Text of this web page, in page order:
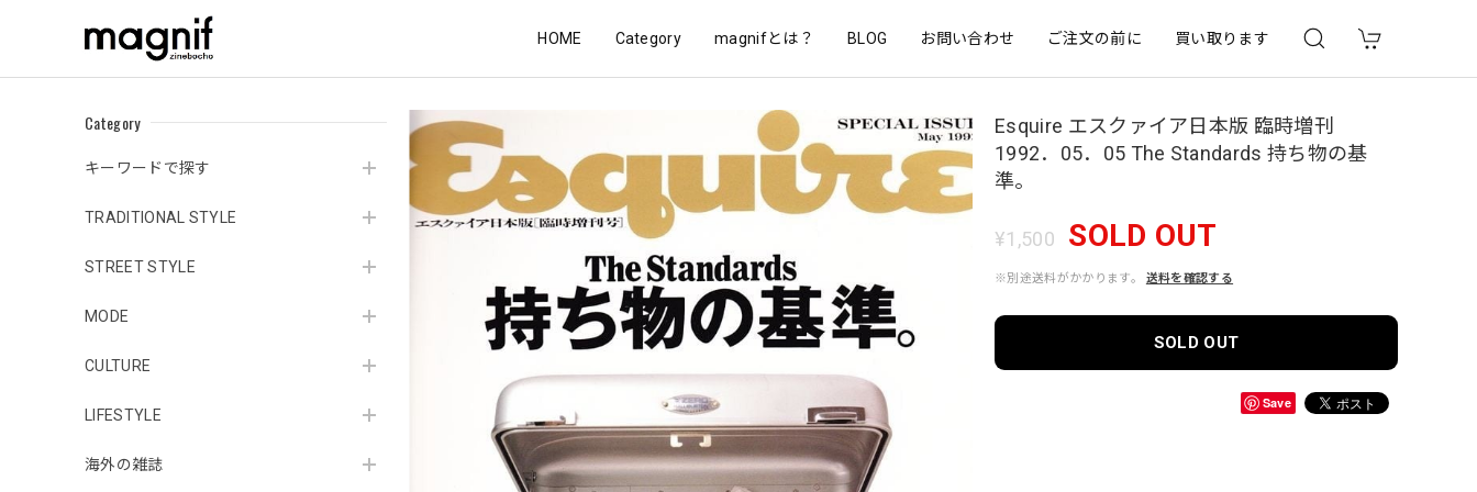
HOME Category magnifとは？ BLOG お問い合わせ ご注文の前に 買い取ります
Category
キーワードで探す
TRADITIONAL STYLE
STREET STYLE
MODE
CULTURE
LIFESTYLE
海外の雑誌
Esquire エスクァイア日本版 臨時増刊
1992．05．05 The Standards 持ち物の基
準。
¥1,500 SOLD OUT
※別途送料がかかります。 送料を確認する
SOLD OUT
Save